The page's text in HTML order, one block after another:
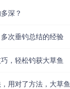
深？
次垂钓总结的经验
，轻松钓获大草鱼
用对了方法，大草鱼